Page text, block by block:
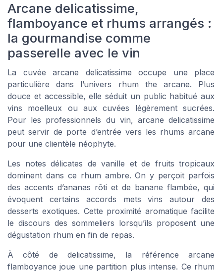
Arcane delicatissime,
flamboyance et rhums arrangés :
la gourmandise comme
passerelle avec le vin
La cuvée arcane delicatissime occupe une place
particulière dans l’univers rhum the arcane. Plus
douce et accessible, elle séduit un public habitué aux
vins moelleux ou aux cuvées légèrement sucrées.
Pour les professionnels du vin, arcane delicatissime
peut servir de porte d’entrée vers les rhums arcane
pour une clientèle néophyte.
Les notes délicates de vanille et de fruits tropicaux
dominent dans ce rhum ambre. On y perçoit parfois
des accents d’ananas rôti et de banane flambée, qui
évoquent certains accords mets vins autour des
desserts exotiques. Cette proximité aromatique facilite
le discours des sommeliers lorsqu’ils proposent une
dégustation rhum en fin de repas.
À côté de delicatissime, la référence arcane
flamboyance joue une partition plus intense. Ce rhum